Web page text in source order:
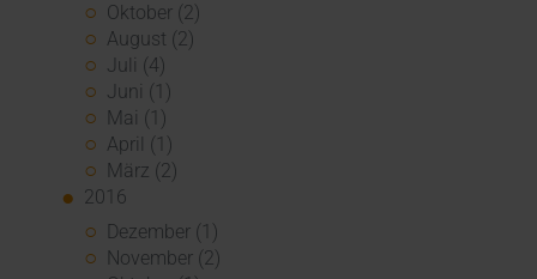
Oktober (2)
August (2)
Juli (4)
Juni (1)
Mai (1)
April (1)
März (2)
2016
Dezember (1)
November (2)